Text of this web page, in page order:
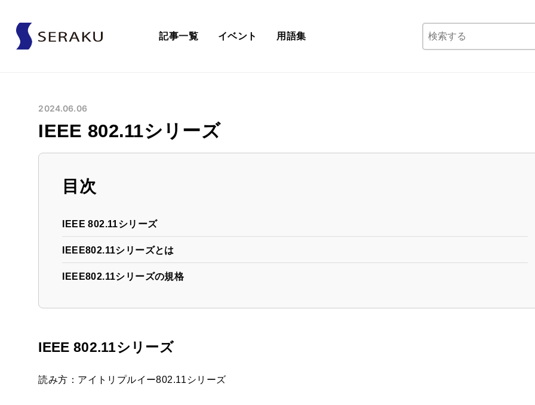
記事一覧 イベント 用語集
索:
2024.06.06
IEEE 802.11シリーズ
目次
IEEE 802.11シリーズ
IEEE802.11シリーズとは
IEEE802.11シリーズの規格
IEEE 802.11シリーズ
読み方：アイトリプルイー802.11シリーズ